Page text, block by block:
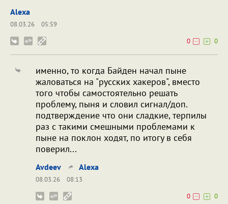
Alexa
08.03.26
05:59
0
0
именно, то когда Байден начал пыне
жаловаться на "русских хакеров", вместо
того чтобы самостоятельно решать
проблему, пыня и словил сигнал/доп.
подтверждение что они сладкие, терпилы
раз с такими смешными проблемами к
пыне на поклон ходят, по итогу в себя
поверил...
Avdeev Alexa
08.03.26
08:13
0
0